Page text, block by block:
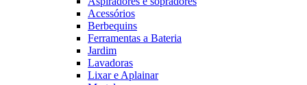
Acessórios
Berbequins
Ferramentas a Bateria
Jardim
Lavadoras
Lixar e Aplainar